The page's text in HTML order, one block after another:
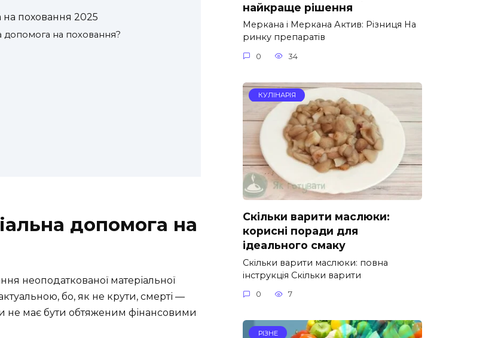
поховання 2025
допомога на поховання?
допомога на
неоподаткованої матеріальної
бо, як не крути, смерті —
не має бути обтяженим фінансовими
найкраще рішення
Меркана і Меркана Актив: Різниця На
ринку препаратів
0 34
КУЛІНАРІЯ
Скільки варити маслюки:
корисні поради для
ідеального смаку
Скільки варити маслюки: повна
інструкція Скільки варити
0 7
РІЗНЕ